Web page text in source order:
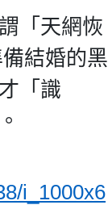
「天網恢
結婚的黑
「識
i_1000x6